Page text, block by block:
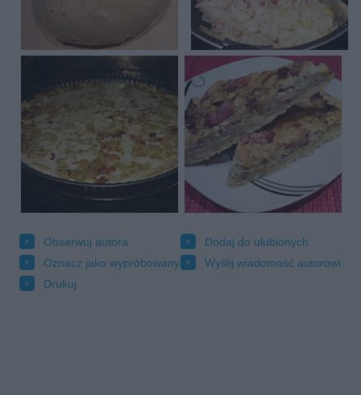
Obserwuj autora
Dodaj do ulubionych
Oznacz jako wypróbowany
Wyślij wiadomość autorowi
Drukuj